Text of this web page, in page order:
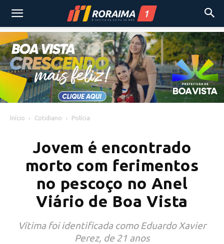
Início Cotidiano Polícia
Jovem é encontrado
morto com ferimentos
no pescoço no Anel
Viário de Boa Vista
Vítima foi identificada como Eduardo Xavier
Perez, de 21 anos